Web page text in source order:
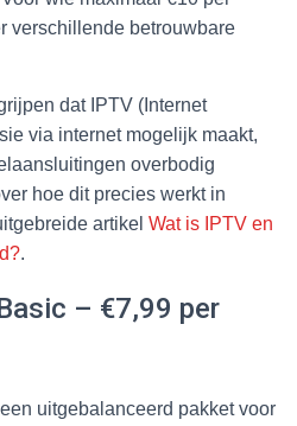
verschillende betrouwbare
dat IPTV (Internet
via internet mogelijk maakt,
overbodig
hoe dit precies werkt in
artikel Wat is IPTV en
.
– €7,99 per
uitgebalanceerd pakket voor